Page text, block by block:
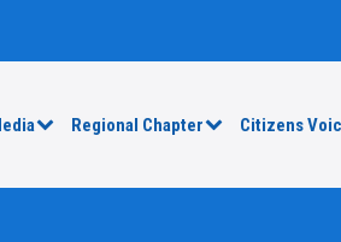
Regional Chapter Citizens